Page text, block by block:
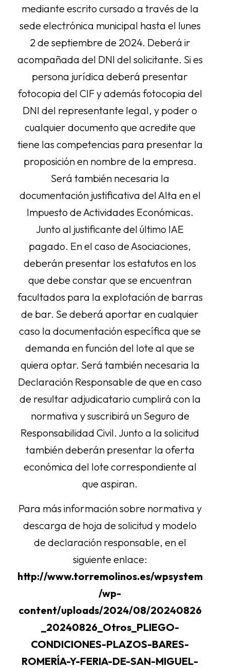
mediante escrito cursado a través de la
sede electrónica municipal hasta el lunes
2 de septiembre de 2024. Deberá ir
acompañada del DNI del solicitante. Si es
persona jurídica deberá presentar
fotocopia del CIF y además fotocopia del
DNI del representante legal, y poder o
cualquier documento que acredite que
tiene las competencias para presentar la
proposición en nombre de la empresa.
Será también necesaria la
documentación justificativa del Alta en el
Impuesto de Actividades Económicas.
Junto al justificante del último IAE
pagado. En el caso de Asociaciones,
deberán presentar los estatutos en los
que debe constar que se encuentran
facultados para la explotación de barras
de bar. Se deberá aportar en cualquier
caso la documentación específica que se
demanda en función del lote al que se
quiera optar. Será también necesaria la
Declaración Responsable de que en caso
de resultar adjudicatario cumplirá con la
normativa y suscribirá un Seguro de
Responsabilidad Civil. Junto a la solicitud
también deberán presentar la oferta
económica del lote correspondiente al
que aspiran.
Para más información sobre normativa y
descarga de hoja de solicitud y modelo
de declaración responsable, en el
siguiente enlace:
http://www.torremolinos.es/wpsystem
/wp-
content/uploads/2024/08/20240826
_20240826_Otros_PLIEGO-
CONDICIONES-PLAZOS-BARES-
ROMERÍA-Y-FERIA-DE-SAN-MIGUEL-